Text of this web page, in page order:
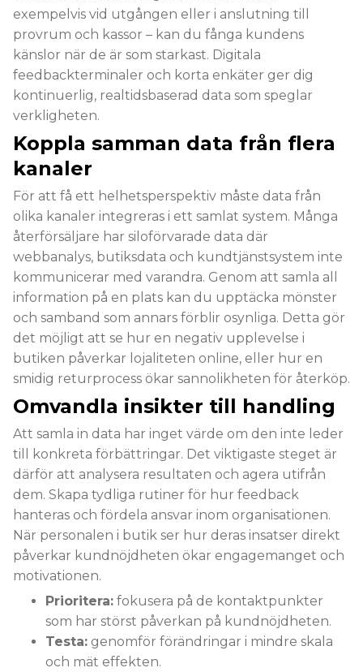
exempelvis vid utgången eller i anslutning till
provrum och kassor – kan du fånga kundens
känslor när de är som starkast. Digitala
feedbackterminaler och korta enkäter ger dig
kontinuerlig, realtidsbaserad data som speglar
verkligheten.
Koppla samman data från flera
kanaler
För att få ett helhetsperspektiv måste data från
olika kanaler integreras i ett samlat system. Många
återförsäljare har siloförvarade data där
webbanalys, butiksdata och kundtjänstsystem inte
kommunicerar med varandra. Genom att samla all
information på en plats kan du upptäcka mönster
och samband som annars förblir osynliga. Detta gör
det möjligt att se hur en negativ upplevelse i
butiken påverkar lojaliteten online, eller hur en
smidig returprocess ökar sannolikheten för återköp.
Omvandla insikter till handling
Att samla in data har inget värde om den inte leder
till konkreta förbättringar. Det viktigaste steget är
därför att analysera resultaten och agera utifrån
dem. Skapa tydliga rutiner för hur feedback
hanteras och fördela ansvar inom organisationen.
När personalen i butik ser hur deras insatser direkt
påverkar kundnöjdheten ökar engagemanget och
motivationen.
Prioritera: fokusera på de kontaktpunkter
som har störst påverkan på kundnöjdheten.
Testa: genomför förändringar i mindre skala
och mät effekten.